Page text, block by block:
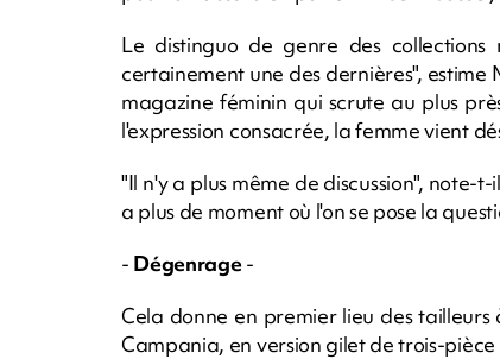
Le distinguo de genre des
certainement une des dernières",
magazine féminin qui scrute au plus
l'expression consacrée, la femme vient
"Il n'y a plus même de discussion", note-
a plus de moment où l'on se pose la
- Dégenrage-
Cela donne en premier lieu des
Campania, en version gilet de trois-